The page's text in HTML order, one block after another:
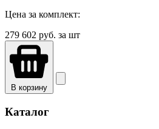
Цена за комплект:
279 602 руб. за шт
В корзину
Каталог